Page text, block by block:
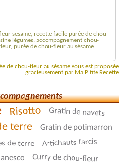
sesame, recette facile purée de chou-
légumes, accompagnement chou-
purée de chou-fleur au sésame
de chou-fleur au sésame vous est proposée
gracieusement par Ma P'tite Recette
Risotto Gratin de navets
terre Gratin de potimarron
de terre Artichauts farcis
Curry de chou-fleur